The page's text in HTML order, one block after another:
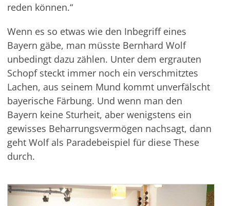
reden können.“
Wenn es so etwas wie den Inbegriff eines
Bayern gäbe, man müsste Bernhard Wolf
unbedingt dazu zählen. Unter dem ergrauten
Schopf steckt immer noch ein verschmitztes
Lachen, aus seinem Mund kommt unverfälscht
bayerische Färbung. Und wenn man den
Bayern keine Sturheit, aber wenigstens ein
gewisses Beharrungsvermögen nachsagt, dann
geht Wolf als Paradebeispiel für diese These
durch.